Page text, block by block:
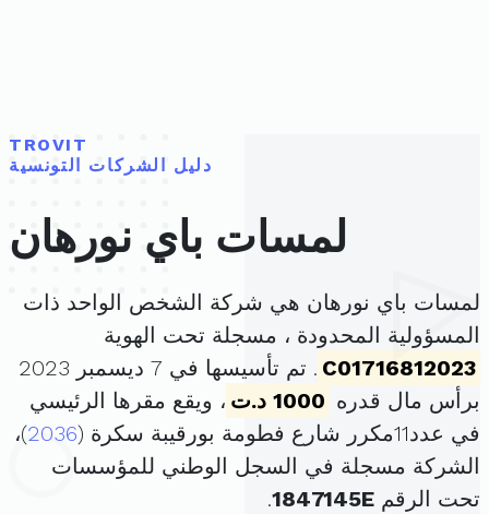
TROVIT
دليل الشركات التونسية
لمسات باي نورهان
لمسات باي نورهان هي شركة الشخص الواحد ذات
المسؤولية المحدودة ، مسجلة تحت الهوية
C01716812023
. تم تأسيسها في 7 ديسمبر 2023
برأس مال قدره 1000 د.ت
، ويقع مقرها الرئيسي
في عدد11مكرر شارع فطومة بورقيبة سكرة (
2036)،
الشركة مسجلة في السجل الوطني للمؤسسات
تحت الرقم 1847145E
.